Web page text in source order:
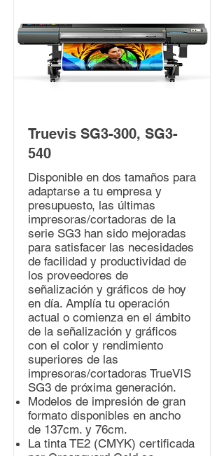
Truevis SG3-300, SG3-
540
Disponible en dos tamaños para
adaptarse a tu empresa y
presupuesto, las últimas
impresoras/cortadoras de la
serie SG3 han sido mejoradas
para satisfacer las necesidades
de facilidad y productividad de
los proveedores de
señalización y gráficos de hoy
en día. Amplía tu operación
actual o comienza en el ámbito
de la señalización y gráficos
con el color y rendimiento
superiores de las
impresoras/cortadoras TrueVIS
SG3 de próxima generación.
Modelos de impresión de gran
formato disponibles en ancho
de 137cm. y 76cm.
La tinta TE2 (CMYK) certificada